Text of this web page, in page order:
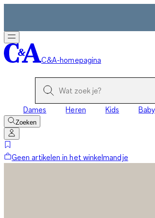
C&A-homepagina
Dames Heren Kids
Zoeken
Geen artikelen in het winkelmandje